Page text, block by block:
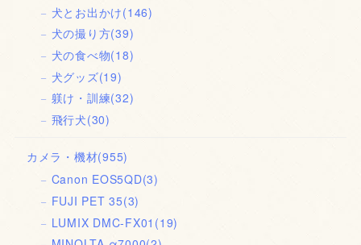
犬とお出かけ(146)
犬の撮り方(39)
犬の食べ物(18)
犬グッズ(19)
躾け・訓練(32)
飛行犬(30)
カメラ・機材(955)
Canon EOS5QD(3)
FUJI PET 35(3)
LUMIX DMC-FX01 (19)